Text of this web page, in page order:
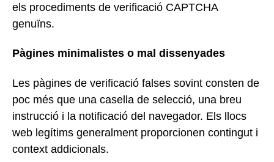
els procediments de verificació CAPTCHA
genuïns.
Pàgines minimalistes o mal dissenyades
Les pàgines de verificació falses sovint consten de
poc més que una casella de selecció, una breu
instrucció i la notificació del navegador. Els llocs
web legítims generalment proporcionen contingut i
context addicionals.